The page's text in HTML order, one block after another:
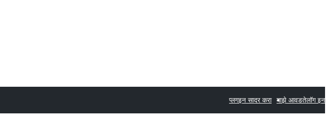
प्लगइन सादर करा माझे आवडतेलॉग इन